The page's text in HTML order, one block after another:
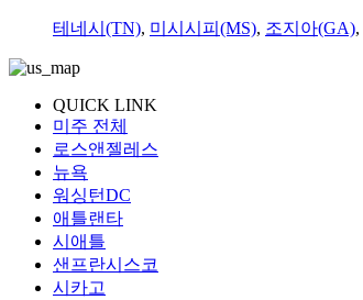
테네시(TN), 미시시피(MS), 조지아(GA),
QUICK LINK
미주 전체
로스앤젤레스
뉴욕
워싱턴DC
애틀랜타
시애틀
샌프란시스코
시카고